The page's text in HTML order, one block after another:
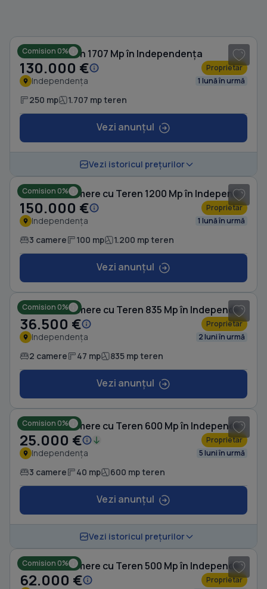
Comision 0%
Casă cu Teren 1707 Mp în Independența
130.000 € Proprietar
Independența 1 lună în urmă
250 mp 1.707 mp teren
Vezi anunțul
Vezi istoricul prețurilor
Comision 0% Casă cu 3 camere cu Teren 1200 Mp în Independența
150.000 € Proprietar
Independența 1 lună în urmă
3 camere 100 mp 1.200 mp teren
Vezi anunțul
Comision 0% Casă cu 2 camere cu Teren 835 Mp în Independența
36.500 € Proprietar
Independența 2 luni în urmă
2 camere 47 mp 835 mp teren
Vezi anunțul
Comision 0% Casă cu 3 camere cu Teren 600 Mp în Independența
25.000 € Proprietar
Independența 5 luni în urmă
3 camere 40 mp 600 mp teren
Vezi anunțul
Vezi istoricul prețurilor
Comision 0% Casă cu 3 camere cu Teren 500 Mp în Independența
62.000 € Proprietar